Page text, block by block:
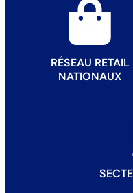
RÉSEAU RETAIL
NATIONAUX